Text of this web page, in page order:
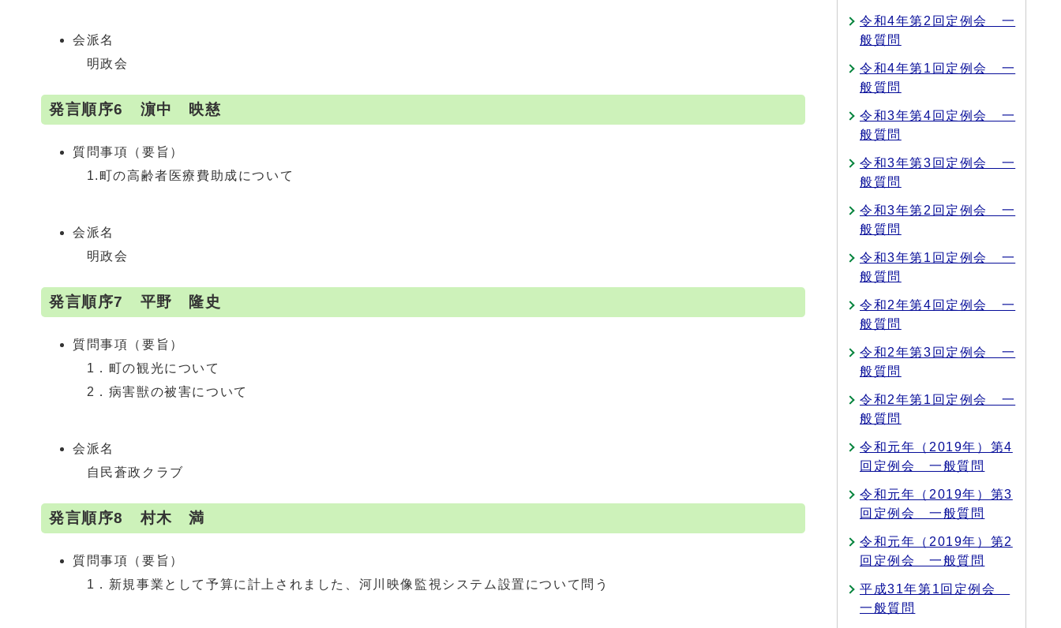
会派名
明政会
発言順序6 濵中 映慈
質問事項（要旨）
1.町の高齢者医療費助成について
会派名
明政会
発言順序7 平野 隆史
質問事項（要旨）
1．町の観光について
2．病害獣の被害について
会派名
自民蒼政クラブ
発言順序8 村木 満
質問事項（要旨）
1．新規事業として予算に計上されました、河川映像監視システム設置について問う
令和4年第2回定例会 一
般質問
令和4年第1回定例会 一
般質問
令和3年第4回定例会 一
般質問
令和3年第3回定例会 一
般質問
令和3年第2回定例会 一
般質問
令和3年第1回定例会 一
般質問
令和2年第4回定例会 一
般質問
令和2年第3回定例会 一
般質問
令和2年第1回定例会 一
般質問
令和元年（2019年）第4
回定例会 一般質問
令和元年（2019年）第3
回定例会 一般質問
令和元年（2019年）第2
回定例会 一般質問
平成31年第1回定例会
一般質問